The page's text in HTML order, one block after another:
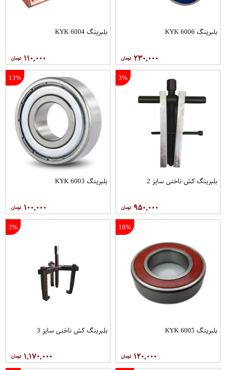
بلبرینگ 6006 KYK
۲۳۰,۰۰۰
بلبرینگ 6004 KYK
۱۱۰,۰۰۰
3%
بلبرینگ کش ناخنی سایز 2
۹۵۰,۰۰۰
13%
بلبرینگ 6003 KYK
۱۰۰,۰۰۰
18%
بلبرینگ 6005 KYK
۱۲۰,۰۰۰
2%
بلبرینگ کش ناخنی سایز 3
۱,۱۷۰,۰۰۰